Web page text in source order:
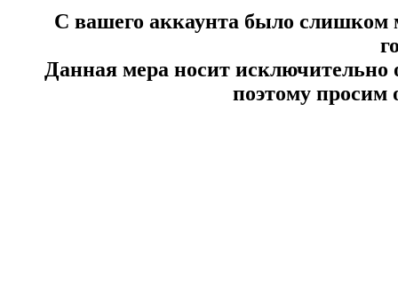
С вашего аккаунта было слишком
Данная мера носит исключительно
поэтому просим